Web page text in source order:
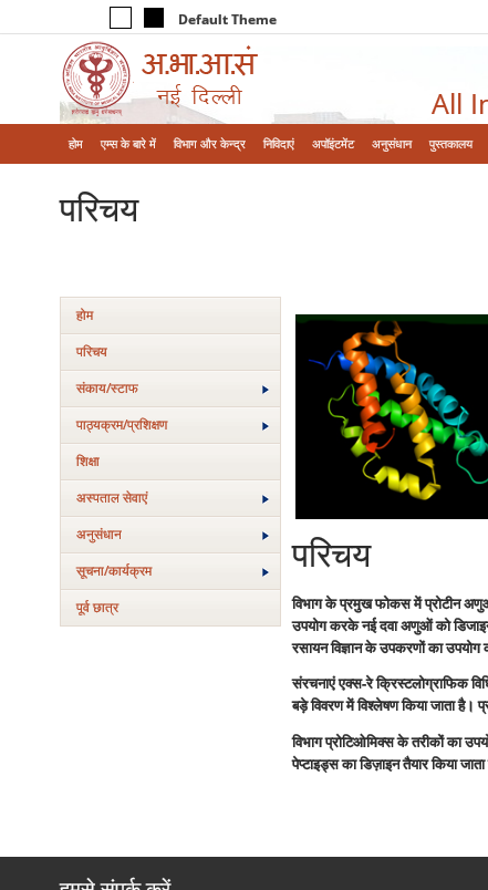
Default Theme
All
होम एम्‍स के बारे में विभाग और केन्‍द्र निविदाएं अपॉइंटमेंट अनुसंधान पुस्तकालय
परिचय
होम
परिचय
संकाय/स्‍टाफ
पाठ्यक्रम/प्रशिक्षण
शिक्षा
अस्‍पताल सेवाएं
अनुसंधान
सूचना/कार्यक्रम
पूर्व छात्र
परिचय
विभाग के प्रमुख फोकस में प्रोटीन
उपयोग करके नई दवा अणुओं को
रसायन विज्ञान के उपकरणों का
संरचनाएं एक्स-रे क्रिस्टलोग्राफिक
बड़े विवरण में विश्लेषण किया जाता है।
विभाग प्रोटिओमिक्स के तरीकों का
पेप्टाइड्स का डिज़ाइन तैयार किया